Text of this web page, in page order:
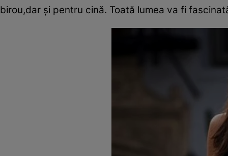
birou,dar şi pentru cină. Toată lumea va fi